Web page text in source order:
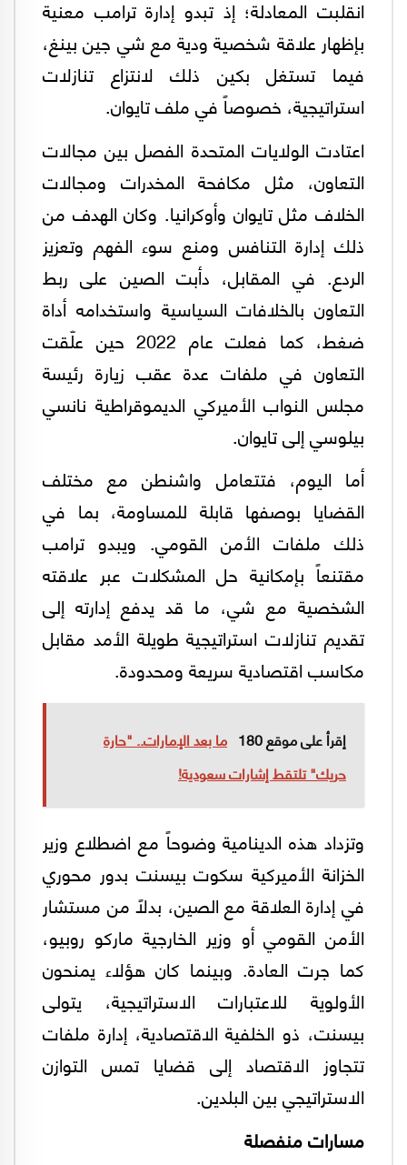
انقلبت المعادلة؛ إذ تبدو إدارة ترامب معنية
بإظهار علاقة شخصية ودية مع شي جين بينغ،
فيما تستغل بكين ذلك لانتزاع تنازلات
استراتيجية، خصوصاً في ملف تايوان.
اعتادت الولايات المتحدة الفصل بين مجالات
التعاون، مثل مكافحة المخدرات ومجالات
الخلاف مثل تايوان وأوكرانيا. وكان الهدف من
ذلك إدارة التنافس ومنع سوء الفهم وتعزيز
الردع. في المقابل، دأبت الصين على ربط
التعاون بالخلافات السياسية واستخدامه أداة
ضغط، كما فعلت عام 2022 حين علّقت
التعاون في ملفات عدة عقب زيارة رئيسة
مجلس النواب الأميركي الديموقراطية نانسي
بيلوسي إلى تايوان.
أما اليوم، فتتعامل واشنطن مع مختلف
القضايا بوصفها قابلة للمساومة، بما في
ذلك ملفات الأمن القومي. ويبدو ترامب
مقتنعاً بإمكانية حل المشكلات عبر علاقته
الشخصية مع شي، ما قد يدفع إدارته إلى
تقديم تنازلات استراتيجية طويلة الأمد مقابل
مكاسب اقتصادية سريعة ومحدودة.
إقرأ على موقع 180
ما بعد الإمارات.. "حارة
حريك" تلتقط إشارات سعودية!
وتزداد هذه الدينامية وضوحاً مع اضطلاع وزير
الخزانة الأميركية سكوت بيسنت بدور محوري
في إدارة العلاقة مع الصين، بدلاً من مستشار
الأمن القومي أو وزير الخارجية ماركو روبيو،
كما جرت العادة. وبينما كان هؤلاء يمنحون
الأولوية للاعتبارات الاستراتيجية، يتولى
بيسنت، ذو الخلفية الاقتصادية، إدارة ملفات
تتجاوز الاقتصاد إلى قضايا تمس التوازن
الاستراتيجي بين البلدين.
مسارات منفصلة